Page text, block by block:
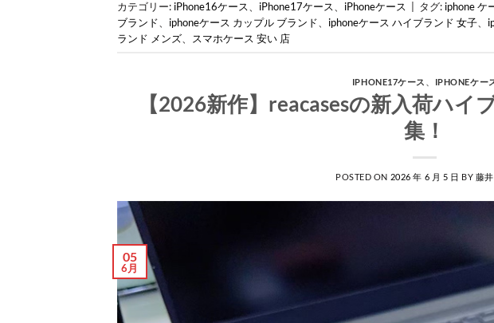
カテゴリー: iPhone16ケース iPhone17ケース iPhoneケース タグ: iphone ケ
ブランド
iphoneケース カップル ブランド iphoneケース ハイブランド 女子
ランド メンズ
スマホケース 安い 店
IPHONE17ケース 、 IPHONEケー
【2026新作】reacasesの新入荷ハイ
集！
POSTED ON 2026 年 6 月 5 日 BY 藤
05
6月